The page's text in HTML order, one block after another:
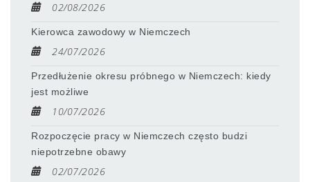
02/08/2026
Kierowca zawodowy w Niemczech
24/07/2026
Przedłużenie okresu próbnego w Niemczech: kiedy
jest możliwe
10/07/2026
Rozpoczęcie pracy w Niemczech często budzi
niepotrzebne obawy
02/07/2026